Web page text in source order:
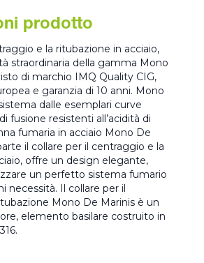
prodotto
e la ritubazione in acciaio,
straordinaria della gamma Mono
di marchio IMQ Quality CIG,
e garanzia di 10 anni. Mono
dalle esemplari curve
fusione resistenti all’acidità di
fumaria in acciaio Mono De
il collare per il centraggio e la
offre un design elegante,
un perfetto sistema fumario
necessità. Il collare per il
Mono De Marinis è un
elemento basilare costruito in